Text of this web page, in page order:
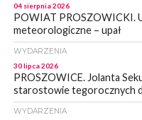
04 sierpnia 2026
POWIAT PROSZOWICKI.
meteorologiczne – upał
WYDARZENIA
30 lipca 2026
PROSZOWICE. Jolanta
starostowie tegorocznych
WYDARZENIA